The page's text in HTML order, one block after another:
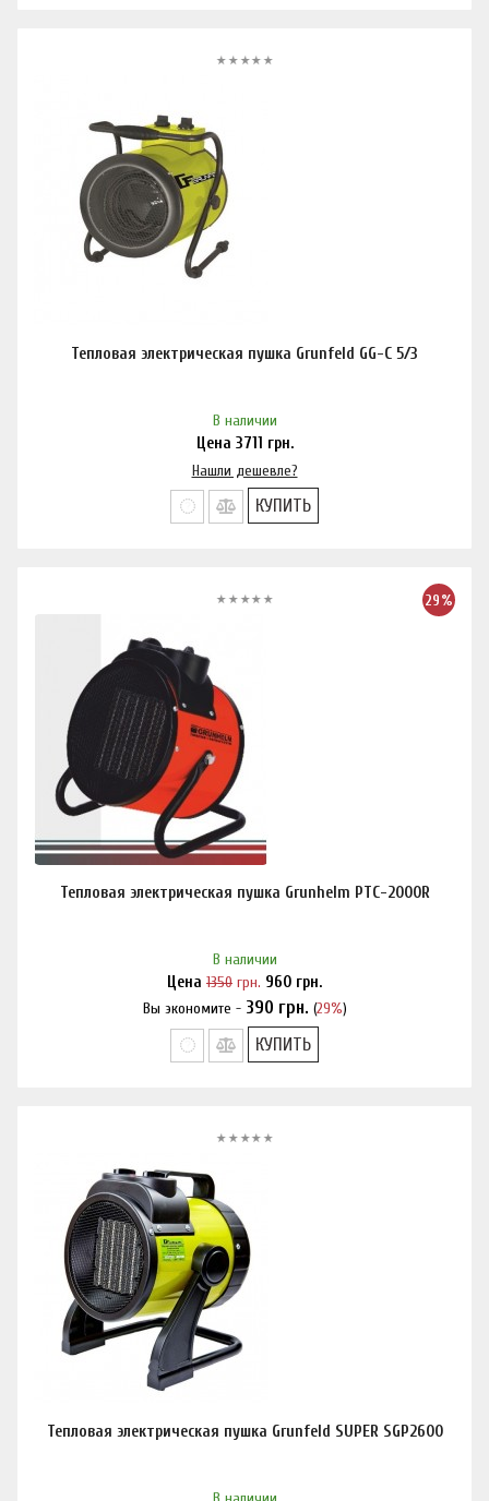
Тепловая электрическая пушка Grunfeld GG-C 5/3
В наличии
Цена 3711 грн.
Нашли дешевле?
КУПИТЬ
29%
Тепловая электрическая пушка Grunhelm PTC-2000R
В наличии
Цена 1350 грн. 960 грн.
Вы экономите - 390 грн. (29%)
Нашли дешевле?
КУПИТЬ
Тепловая электрическая пушка Grunfeld SUPER SGP2600